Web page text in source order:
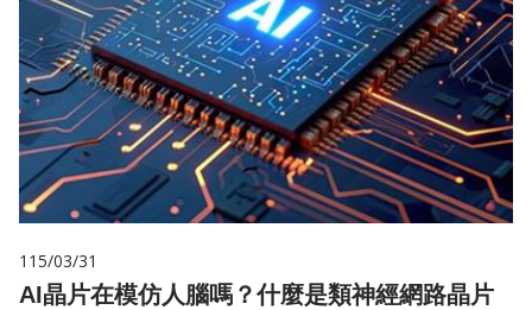
115/03/31
AI晶片在模仿人腦嗎？什麼是類神經網路晶片